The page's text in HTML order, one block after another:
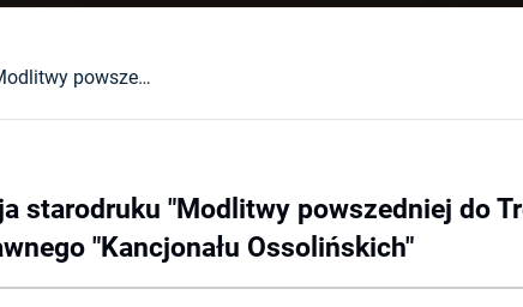
Proweniencja starodruku "Modlitwy powszedniej do Trójcy Świętej" ze zbiorów wrocławskiego Ossolineum w kontekście dawnego "Kancjonału Ossolińskich"
starodruku "Modlitwy powszedniej do
"Kancjonału Ossolińskich"